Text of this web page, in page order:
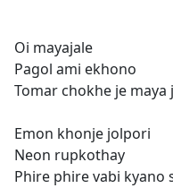
Oi mayajale
Pagol ami ekhono
Tomar chokhe je maya
Emon khonje jolpori
Neon rupkothay
Phire phire vabi